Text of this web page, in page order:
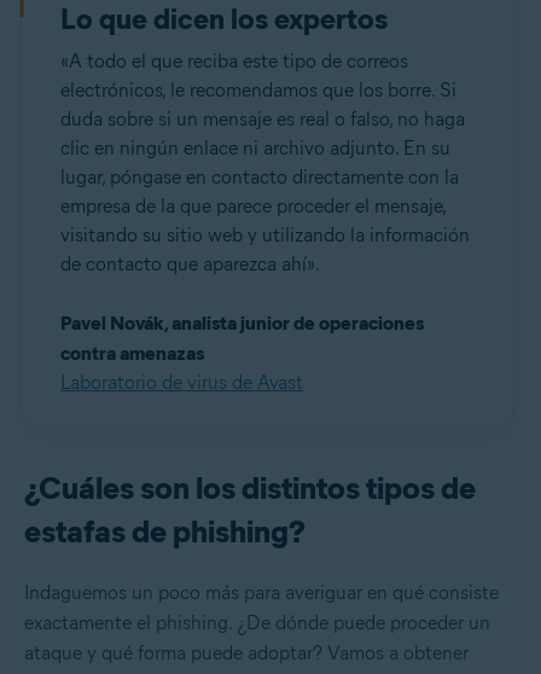
Lo que dicen los expertos
«A todo el que reciba este tipo de correos
electrónicos, le recomendamos que los borre. Si
duda sobre si un mensaje es real o falso, no haga
clic en ningún enlace ni archivo adjunto. En su
lugar, póngase en contacto directamente con la
empresa de la que parece proceder el mensaje,
visitando su sitio web y utilizando la información
de contacto que aparezca ahí».
Pavel Novák, analista junior de operaciones
contra amenazas
Laboratorio de virus de Avast
¿Cuáles son los distintos tipos de
estafas de phishing?
Indaguemos un poco más para averiguar en qué consiste
exactamente el phishing. ¿De dónde puede proceder un
ataque y qué forma puede adoptar? Vamos a obtener